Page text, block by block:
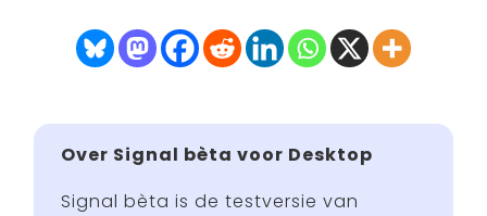
Over Signal bèta voor Desktop
Signal bèta is de testversie van